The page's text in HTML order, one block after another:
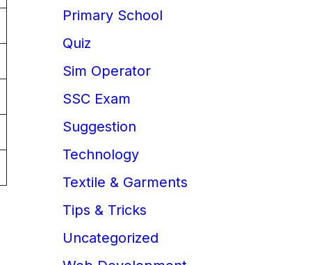
Primary School
Quiz
Sim Operator
SSC Exam
Suggestion
Technology
Textile & Garments
Tips & Tricks
Uncategorized